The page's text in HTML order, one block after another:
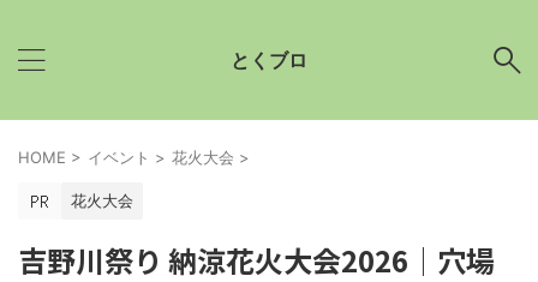
とくブロ
HOME > イベント > 花火大会 >
花火大会
吉野川祭り 納涼花火大会2026│穴場